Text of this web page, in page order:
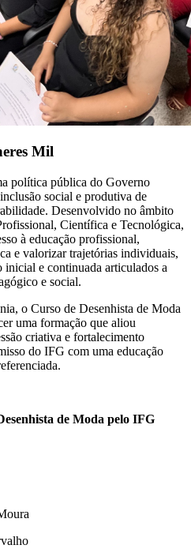
Mil
política pública do Governo
social e produtiva de
Desenvolvido no âmbito
Científica e Tecnológica,
à educação profissional,
e valorizar trajetórias individuais,
inicial e continuada articulados a
e social.
o Curso de Desenhista de Moda
uma formação que aliou
criativa e fortalecimento
do IFG com uma educação
de Moda pelo IFG